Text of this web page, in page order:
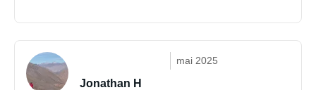
mai 2025
Jonathan H